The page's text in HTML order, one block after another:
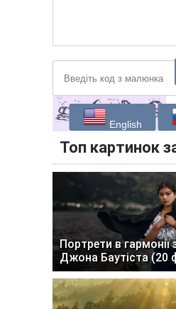
English
Топ картинок
Портрети в
Джона Баутіста (20